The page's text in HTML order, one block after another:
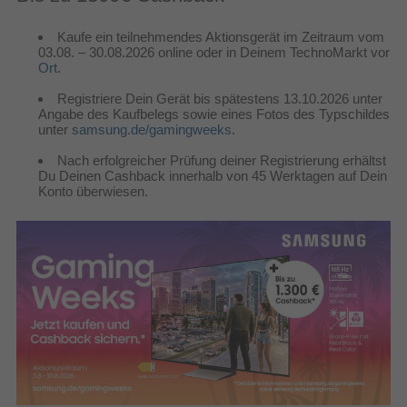
Kaufe ein teilnehmendes Aktionsgerät im Zeitraum vom
03.08. – 30.08.2026 online oder in Deinem TechnoMarkt vor
Ort.
Registriere Dein Gerät bis spätestens 13.10.2026 unter
Angabe des Kaufbelegs sowie eines Fotos des Typschildes
unter samsung.de/gamingweeks.
Nach erfolgreicher Prüfung deiner Registrierung erhältst
Du Deinen Cashback innerhalb von 45 Werktagen auf Dein
Konto überwiesen.